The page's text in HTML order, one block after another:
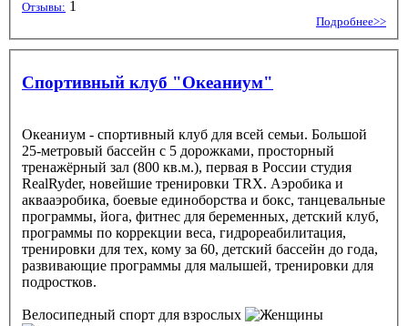
Отзывы: 1
Подробнее>>
Спортивный клуб "Океаниум"
Океаниум - спортивный клуб для всей семьи. Большой
25-метровый бассейн с 5 дорожками, просторный
тренажёрный зал (800 кв.м.), первая в России студия
RealRyder, новейшие тренировки TRX. Аэробика и
аквааэробика, боевые единоборства и бокс, танцевальные
программы, йога, фитнес для беременных, детский клуб,
программы по коррекции веса, гидрореабилитация,
тренировки для тех, кому за 60, детский бассейн до года,
развивающие программы для малышей, тренировки для
подростков.
Велосипедный спорт для взрослых